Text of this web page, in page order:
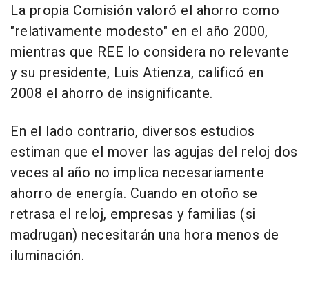
La propia Comisión valoró el ahorro como
"relativamente modesto" en el año 2000,
mientras que REE lo considera no relevante
y su presidente, Luis Atienza, calificó en
2008 el ahorro de insignificante.
En el lado contrario, diversos estudios
estiman que el mover las agujas del reloj dos
veces al año no implica necesariamente
ahorro de energía. Cuando en otoño se
retrasa el reloj, empresas y familias (si
madrugan) necesitarán una hora menos de
iluminación.